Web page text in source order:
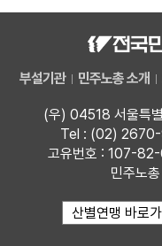
부설기관 민주노총 소개
(우) 04518 서울특
Tel : (02)
고유번호 : 107-
민주노